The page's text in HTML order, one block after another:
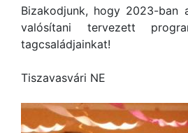
Bizakodjunk, hogy 2023-ban
valósítani tervezett
tagcsaládjainkat!
Tiszavasvári NE